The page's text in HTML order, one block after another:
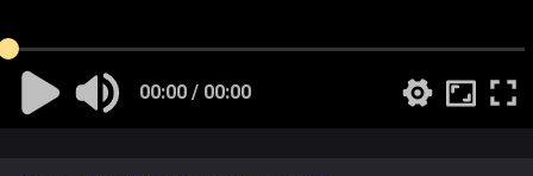
00:00 / 00:00